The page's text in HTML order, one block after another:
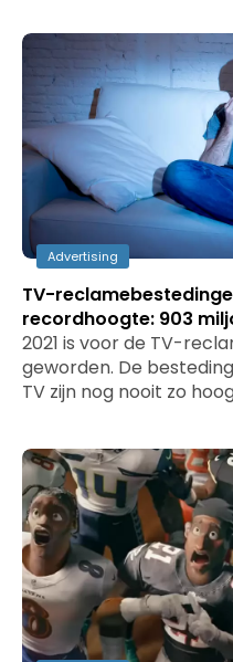
Advertising
TV-
recordhoogte: 903
2021 is voor de TV-
geworden. De
TV zijn nog nooit zo